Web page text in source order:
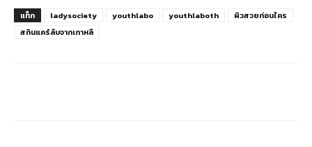
แท็ก ladysociety youthlabo youthlaboth
ผิวสวยก่อนใคร
สกินแคร์ลับจากเกาหลี